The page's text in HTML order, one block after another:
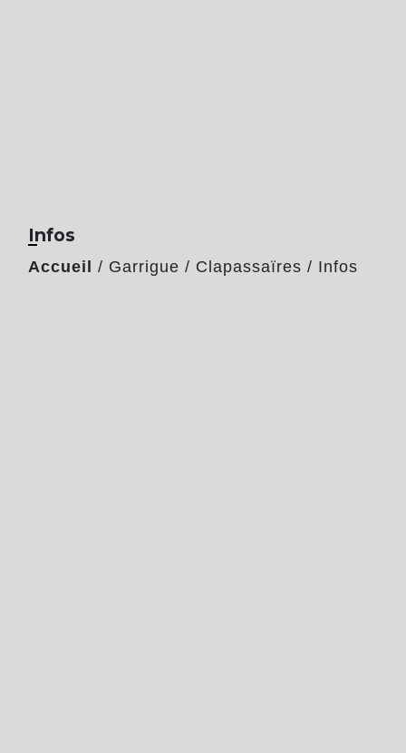
Infos
Accueil / Garrigue / Clapassaïres / Infos